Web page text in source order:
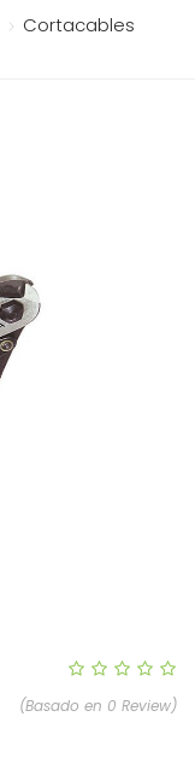
Cortacables
(Basado en 0 Review)